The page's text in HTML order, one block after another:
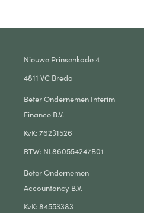
Nieuwe Prinsenkade 4
4811 VC Breda
Beter Ondernemen Interim
Finance B.V.
KvK: 76231526
BTW: NL860554247B01
Beter Ondernemen
Accountancy B.V.
KvK: 84553383